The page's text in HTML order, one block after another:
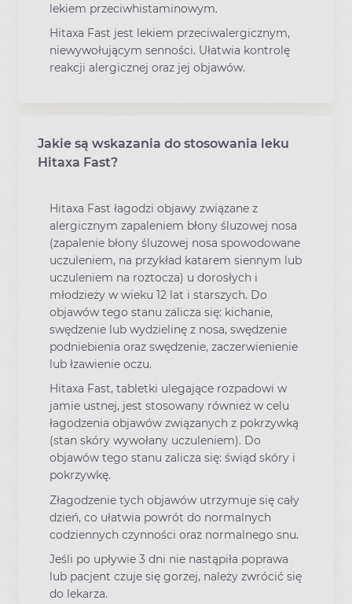
lekiem przeciwhistaminowym.
Hitaxa Fast jest lekiem przeciwalergicznym,
niewywołującym senności. Ułatwia kontrolę
reakcji alergicznej oraz jej objawów.
Jakie są wskazania do stosowania leku
Hitaxa Fast?
Hitaxa Fast łagodzi objawy związane z
alergicznym zapaleniem błony śluzowej nosa
(zapalenie błony śluzowej nosa spowodowane
uczuleniem, na przykład katarem siennym lub
uczuleniem na roztocza) u dorosłych i
młodzieży w wieku 12 lat i starszych. Do
objawów tego stanu zalicza się: kichanie,
swędzenie lub wydzielinę z nosa, swędzenie
podniebienia oraz swędzenie, zaczerwienienie
lub łzawienie oczu.
Hitaxa Fast, tabletki ulegające rozpadowi w
jamie ustnej, jest stosowany również w celu
łagodzenia objawów związanych z pokrzywką
(stan skóry wywołany uczuleniem). Do
objawów tego stanu zalicza się: świąd skóry i
pokrzywkę.
Złagodzenie tych objawów utrzymuje się cały
dzień, co ułatwia powrót do normalnych
codziennych czynności oraz normalnego snu.
Jeśli po upływie 3 dni nie nastąpiła poprawa
lub pacjent czuje się gorzej, należy zwrócić się
do lekarza.